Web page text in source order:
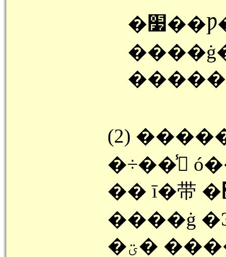
�׷��Ƿ� �� ��쿡�� ī�带
(2)
�÷��̾
����ġ
�ؾ� ���� ���ƾ� ������